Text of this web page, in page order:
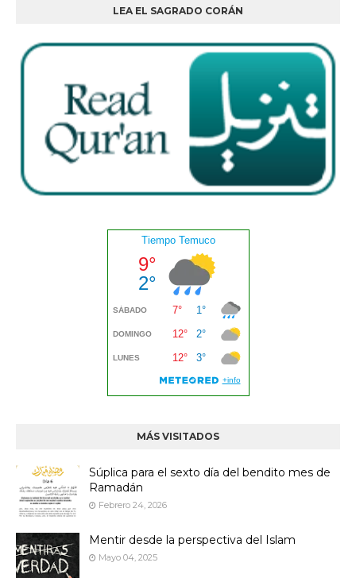
LEA EL SAGRADO CORÁN
MÁS VISITADOS
Súplica para el sexto día del bendito mes de
Ramadán
Febrero 24, 2026
Mentir desde la perspectiva del Islam
Mayo 04, 2025